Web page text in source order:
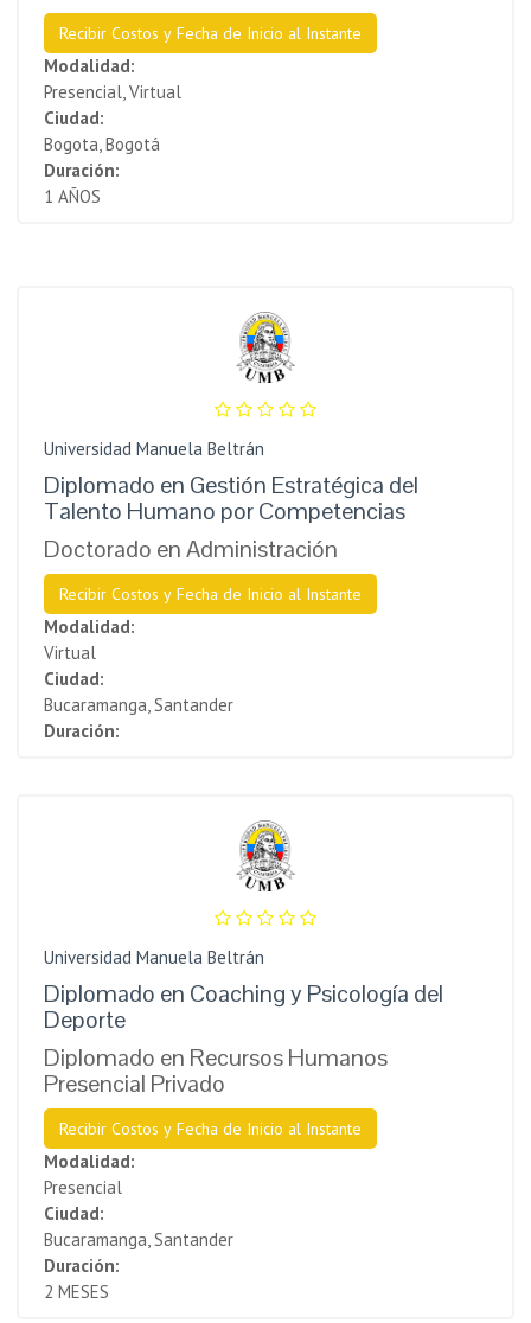
Recibir Costos y Fecha de Inicio al Instante
Modalidad:
Presencial, Virtual
Ciudad:
Bogota, Bogotá
Duración:
1 AÑOS
Universidad Manuela Beltrán
Diplomado en Gestión Estratégica del
Talento Humano por Competencias
Doctorado en Administración
Recibir Costos y Fecha de Inicio al Instante
Modalidad:
Virtual
Ciudad:
Bucaramanga, Santander
Duración:
Universidad Manuela Beltrán
Diplomado en Coaching y Psicología del
Deporte
Diplomado en Recursos Humanos
Presencial Privado
Recibir Costos y Fecha de Inicio al Instante
Modalidad:
Presencial
Ciudad:
Bucaramanga, Santander
Duración:
2 MESES